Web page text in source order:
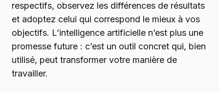
respectifs, observez les différences de résultats
et adoptez celui qui correspond le mieux à vos
objectifs. L’intelligence artificielle n’est plus une
promesse future : c’est un outil concret qui, bien
utilisé, peut transformer votre manière de
travailler.